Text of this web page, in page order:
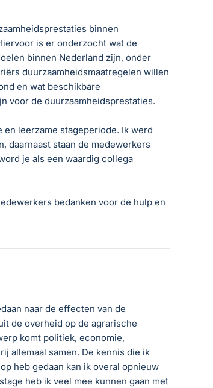
binnen
is er onderzocht wat de
binnen Nederland zijn, onder
duurzaamheidsmaatregelen willen
en wat beschikbare
voor de duurzaamheidsprestaties.
en leerzame stageperiode. Ik werd
daarnaast staan de medewerkers
je als een waardig collega
bedanken voor de hulp en
naar de effecten van de
de overheid op de agrarische
komt politiek, economie,
allemaal samen. De kennis die ik
heb gedaan kan ik overal opnieuw
heb ik veel mee kunnen gaan met